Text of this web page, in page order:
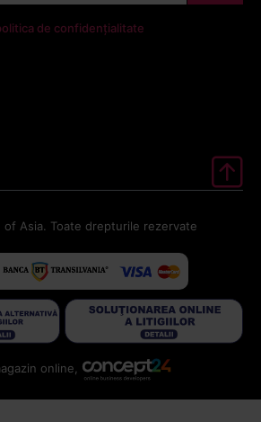
de confidențialitate
Asia. Toate drepturile rezervate
online,